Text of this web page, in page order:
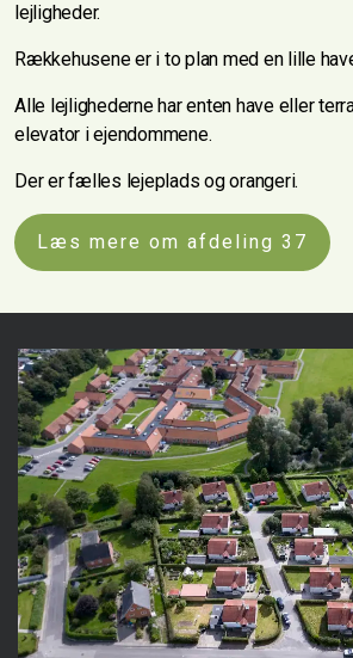
lejligheder.
Rækkehusene er i to plan med en lille
Alle lejlighederne har enten have eller
elevator i ejendommene.
Der er fælles lejeplads og orangeri.
Læs mere om afdeling 37